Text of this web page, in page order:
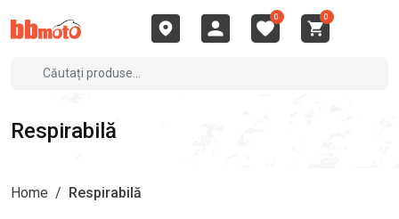
0 0
Respirabilă
Home / Respirabilă